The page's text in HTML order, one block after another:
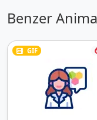
Benzer
GIF